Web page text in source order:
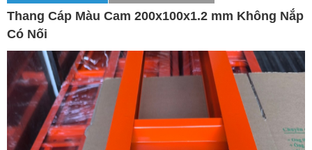
Thang Cáp Màu Cam 200x100x1.2 mm Không Nắp
Có Nối